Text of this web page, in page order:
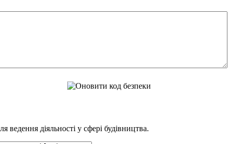
діяльності у сфері будівництва.